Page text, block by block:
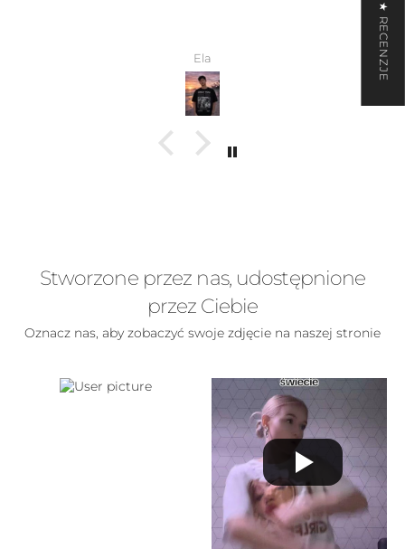
Stworzone przez nas, udostępnione
przez Ciebie
Oznacz nas, aby zobaczyć swoje zdjęcie na naszej stronie
★ RECENZJE